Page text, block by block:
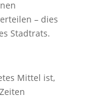
– dies
Stadtrats.
Mittel ist,